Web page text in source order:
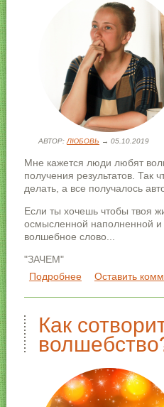
АВТОР: ЛЮБОВЬ → 05.10.2019
Мне кажется люди любят
получения результатов. Так
делать, а все получалось
Если ты хочешь чтобы твоя
осмысленной наполненной и
волшебное слово...
"ЗАЧЕМ"
Просто задавай себе этот
на работу? ЗАЧЕМ я делаю
Подробнеео Волшебное
Оставить
Как